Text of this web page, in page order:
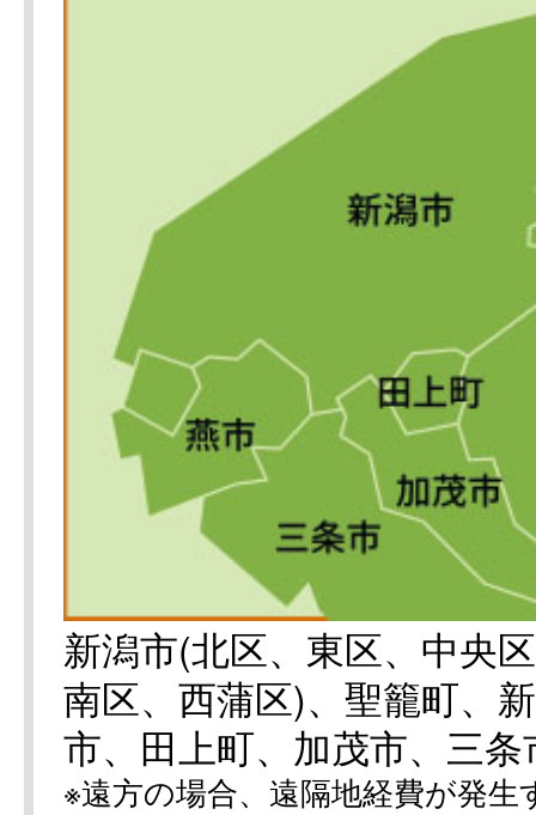
新潟市(北区、東区、中央
南区、西蒲区)、聖籠町、
市、田上町、加茂市、三
※遠方の場合、遠隔地経費が発